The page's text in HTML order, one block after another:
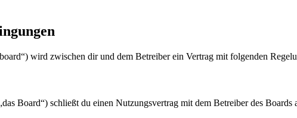
wird zwischen dir und dem Betreiber ein Vertrag mit folgenden
Board“) schließt du einen Nutzungsvertrag mit dem Betreiber des